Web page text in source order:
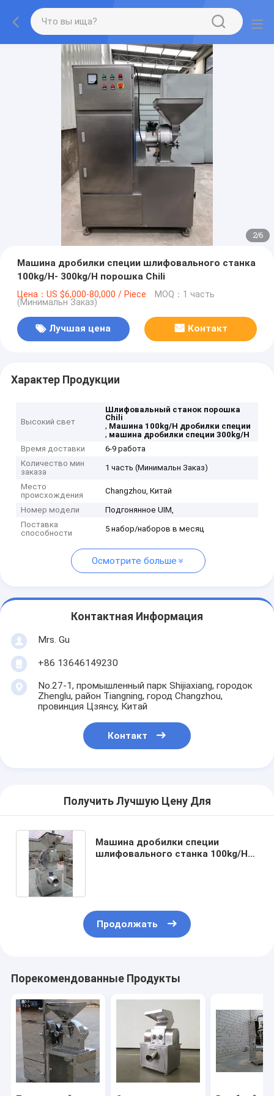
2/6
Машина дробилки специи шлифовального станка
100kg/H- 300kg/H порошка Chili
Цена：US $6,000-80,000 / Piece MOQ：1 часть
(Минимальн Заказ)
Лучшая цена Контакт
Характер Продукции
Высокий свет
Шлифовальный станок порошка
Chili
, Машина 100kg/H дробилки специи
, машина дробилки специи 300kg/H
Время доставки
6-9 работа
Количество мин
заказа
1 часть (Минимальн Заказ)
Место
происхождения
Changzhou, Китай
Номер модели
Подгонянное UIM,
Поставка
способности
5 набор/наборов в месяц
Осмотрите больше
Контактная Информация
Mrs. Gu
+86 13646149230
No.27-1, промышленный парк Shijiaxiang, городок
Zhenglu, район Tiangning, город Changzhou,
провинция Цзянсу, Китай
Контакт
Получить Лучшую Цену Для
Машина дробилки специи
шлифовального станка 100kg/H-
Продолжать
Порекомендованные Продукты